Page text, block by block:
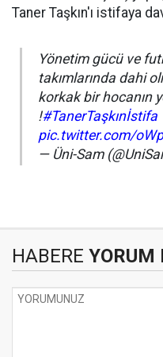
Taner Taşkın'ı istifaya
Yönetim gücü ve
takımlarında dahi
korkak bir hocanın
!#TanerTaşkınİstifa
pic.twitter.com/
— Üni-Sam
HABERE YORUM